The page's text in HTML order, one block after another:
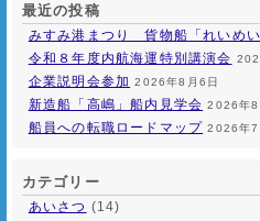
最近の投稿
みすみ港まつり 貨物船「れいめ
令和８年度内航海運特別講演会
企業説明会参加 2026年8月6日
新造船「高嶋」船内見学会 2026年8
船員への転職ロードマップ 2026年7
カテゴリー
あいさつ (14)